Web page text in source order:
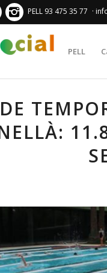
PELL 93 475 35 77 ·
PELL